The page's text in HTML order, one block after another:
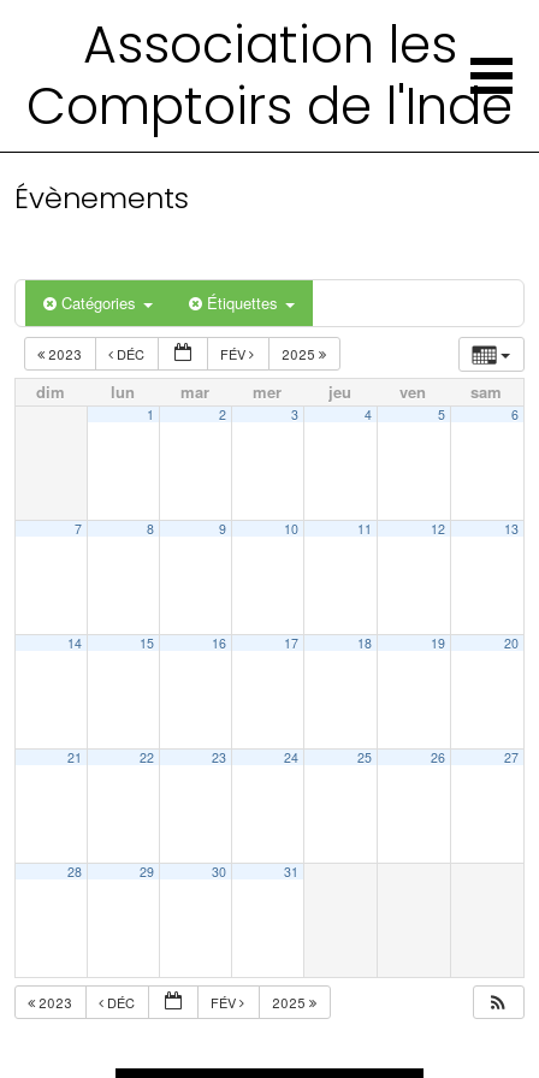
Association les
Comptoirs de l'Inde
Évènements
Catégories Étiquettes
2023 DÉC FÉV 2025
dim lun mar mer jeu ven sam
1 2 3 4 5 6
7 8 9 10 11 12 13
14 15 16 17 18 19 20
21 22 23 24 25 26 27
28 29 30 31
2023 DÉC FÉV 2025